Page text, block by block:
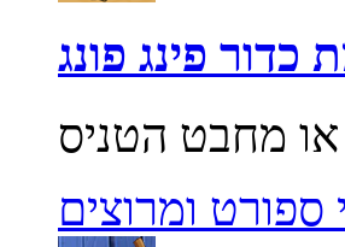
כדור פינג פונג
ומרוצים